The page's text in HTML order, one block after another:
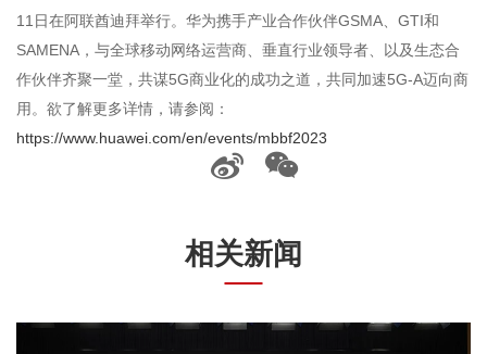
11日在阿联酋迪拜举行。华为携手产业合作伙伴GSMA、GTI和
SAMENA，与全球移动网络运营商、垂直行业领导者、以及生态合
作伙伴齐聚一堂，共谋5G商业化的成功之道，共同加速5G-A迈向商
用。欲了解更多详情，请参阅：
https://www.huawei.com/en/events/mbbf2023
相关新闻